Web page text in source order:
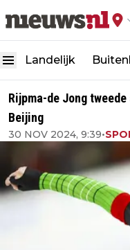
Landelijk
Rijpma-de Jong
Beijing
30 NOV 2024, 9:39•